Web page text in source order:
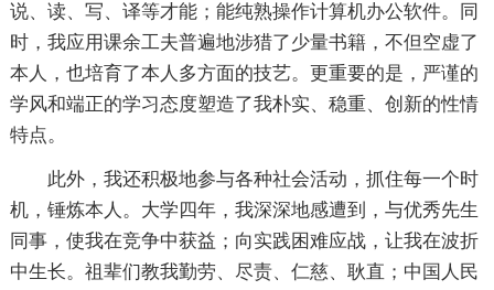
说、读、写、译等才能；能纯熟操作计算机办公软件。同
时，我应用课余工夫普遍地涉猎了少量书籍，不但空虚了
本人，也培育了本人多方面的技艺。更重要的是，严谨的
学风和端正的学习态度塑造了我朴实、稳重、创新的性情
特点。
此外，我还积极地参与各种社会活动，抓住每一个时
机，锤炼本人。大学四年，我深深地感遭到，与优秀先生
同事，使我在竞争中获益；向实践困难应战，让我在波折
中生长。祖辈们教我勤劳、尽责、仁慈、耿直；中国人民